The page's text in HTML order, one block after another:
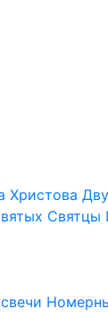
Христова
Святцы